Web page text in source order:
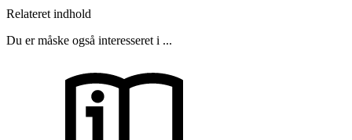
Relateret indhold
Du er måske også interesseret i ...